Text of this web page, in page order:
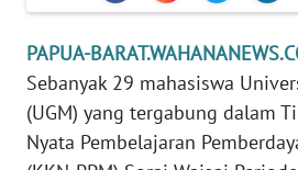
PAPUA-
Sebanyak 29 mahasiswa
(UGM) yang tergabung dalam
Nyata Pembelajaran
KAMI
PEDOMAN
SIBER